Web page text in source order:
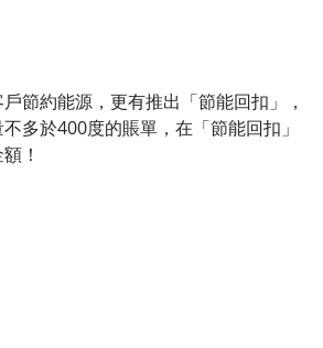
節約能源，更有推出「節能回扣」，
多於400度的賬單，在「節能回扣」
！